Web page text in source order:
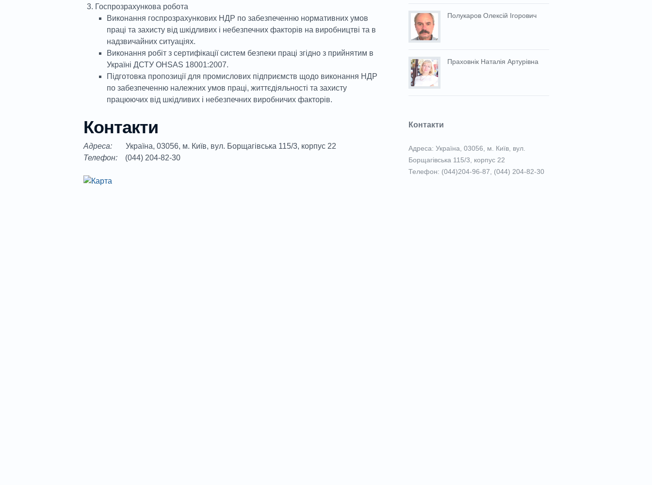
Госпрозрахункова робота
Виконання госпрозрахункових НДР по забезпеченню нормативних умов
праці та захисту від шкідливих і небезпечних факторів на виробництві та в
надзвичайних ситуаціях.
Виконання робіт з сертифікації систем безпеки праці згідно з прийнятим в
Україні ДСТУ OHSAS 18001:2007.
Підготовка пропозиції для промислових підприємств щодо виконання НДР
по забезпеченню належних умов праці, життєдіяльності та захисту
працюючих від шкідливих і небезпечних виробничих факторів.
Контакти
Адреса: Україна, 03056, м. Київ, вул. Борщагівська 115/3, корпус 22
Телефон: (044) 204-82-30
Полукаров Олексій Ігорович
Праховнiк Наталія Артурівна
Контакти
Адреса: Україна, 03056, м. Київ, вул.
Борщагівська 115/3, корпус 22
Телефон: (044)204-96-87, (044) 204-82-30